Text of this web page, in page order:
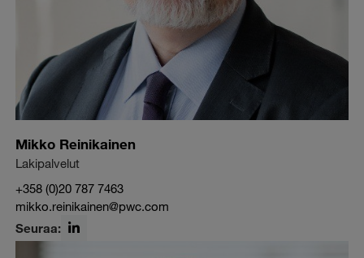
Mikko Reinikainen
Lakipalvelut
+358 (0)20 787 7463
mikko.reinikainen@pwc.com
Seuraa: